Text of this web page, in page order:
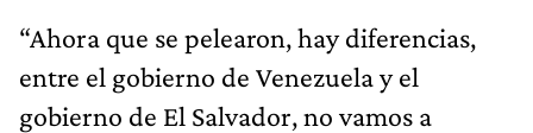
“Ahora que se pelearon, hay diferencias,
entre el gobierno de Venezuela y el
gobierno de El Salvador, no vamos a